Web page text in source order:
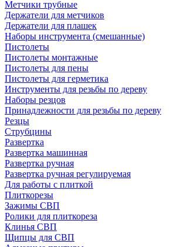
Метчики трубные
Держатели для метчиков
Держатели для плашек
Наборы инструмента (смешанные)
Пистолеты
Пистолеты монтажные
Пистолеты для пены
Пистолеты для герметика
Инструменты для резьбы по дереву
Наборы резцов
Принадлежности для резьбы по дереву
Резцы
Струбцины
Развертка
Развертка машинная
Развертка ручная
Развертка ручная регулируемая
Для работы с плиткой
Плиткорезы
Зажимы СВП
Ролики для плиткореза
Клинья СВП
Щипцы для СВП